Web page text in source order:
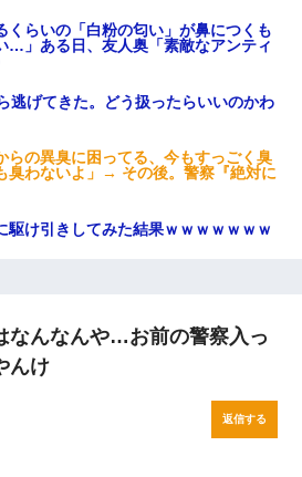
くらいの「白粉の匂い」が鼻につくも
…」ある日、友人奥「素敵なアンティ
逃げてきた。どう扱ったらいいのかわ
らの異臭に困ってる、今もすっごく臭
臭わないよ」→ その後。警察『絶対に
駆け引きしてみた結果ｗｗｗｗｗｗｗ
なんなんや…お前の警察入っ
んけ
返信する